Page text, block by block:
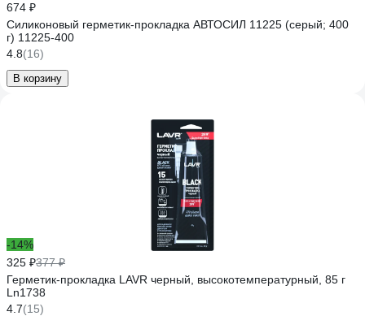
674 ₽
Силиконовый герметик-прокладка АВТОСИЛ 11225 (серый; 400
г) 11225-400
4.8(16)
В корзину
-14%
325 ₽377 ₽
Герметик-прокладка LAVR черный, высокотемпературный, 85 г
Ln1738
4.7(15)